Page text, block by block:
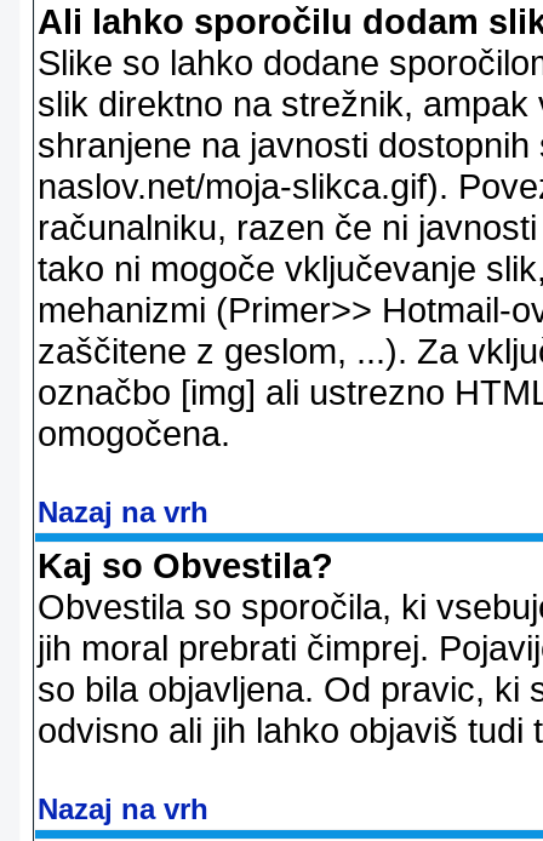
Ali lahko sporočilu dodam
Slike so lahko dodane
slik direktno na strežnik,
shranjene na javnosti
naslov.net/moja-slikca.gif).
računalniku, razen če ni
tako ni mogoče vključevanje
mehanizmi (Primer>> Hotmail-
zaščitene z geslom, ...). Za
označbo [img] ali ustrezno
omogočena.
Nazaj na vrh
Kaj so Obvestila?
Obvestila so sporočila, ki
jih moral prebrati čimprej.
so bila objavljena. Od pravic, ki
odvisno ali jih lahko objaviš
Nazaj na vrh